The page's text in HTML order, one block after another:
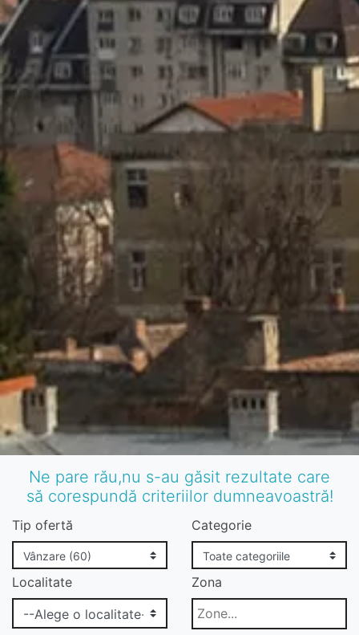
Ne pare rău,nu s-au găsit rezultate care
să corespundă criteriilor dumneavoastră!
Tip ofertă Categorie
Localitate Zona